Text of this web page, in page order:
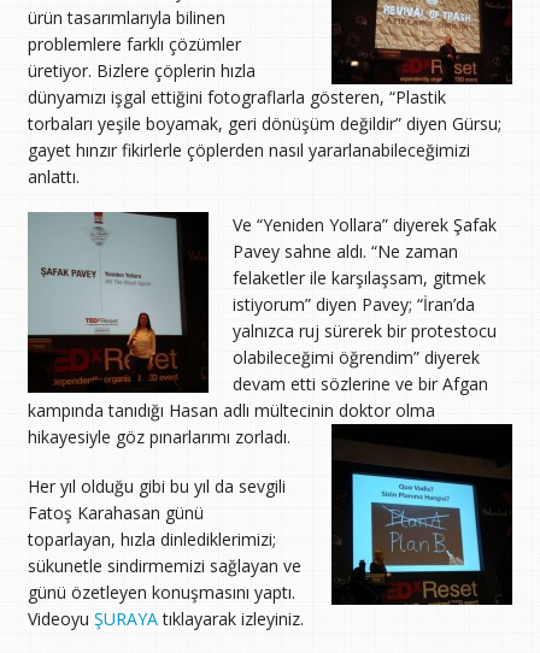
ürün tasarımlarıyla bilinen
problemlere farklı çözümler
üretiyor. Bizlere çöplerin hızla
dünyamızı işgal ettiğini fotograflarla gösteren, “Plastik
torbaları yeşile boyamak, geri dönüşüm değildir” diyen Gürsu;
gayet hınzır fikirlerle çöplerden nasıl yararlanabileceğimizi
anlattı.
Ve “Yeniden Yollara” diyerek Şafak
Pavey sahne aldı. “Ne zaman
felaketler ile karşılaşsam, gitmek
istiyorum” diyen Pavey; “İran’da
yalnızca ruj sürerek bir protestocu
olabileceğimi öğrendim” diyerek
devam etti sözlerine ve bir Afgan
kampında tanıdığı Hasan adlı mültecinin doktor olma
hikayesiyle göz pınarlarımı zorladı.
Her yıl olduğu gibi bu yıl da sevgili
Fatoş Karahasan günü
toparlayan, hızla dinlediklerimizi;
sükunetle sindirmemizi sağlayan ve
günü özetleyen konuşmasını yaptı.
Videoyu ŞURAYAtıklayarak izleyiniz.